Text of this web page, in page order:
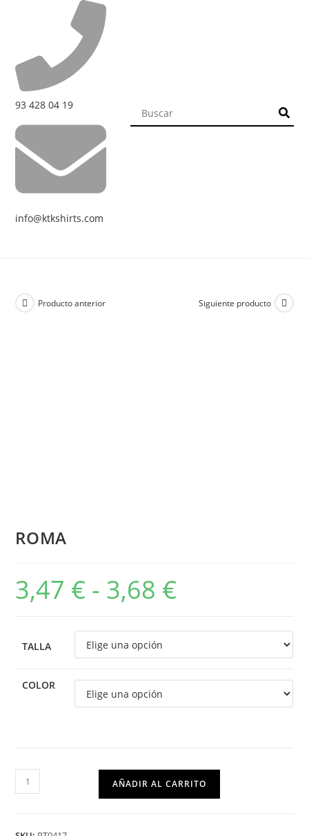
93 428 04 19
info@ktkshirts.com
Producto anterior Siguiente producto
ROMA
3,47 € - 3,68 €
TALLA
COLOR
AÑADIR AL CARRITO